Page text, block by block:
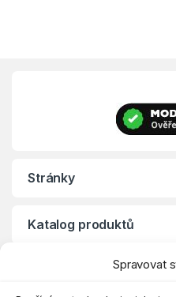
Spravovat
Stránky
Katalog produktů